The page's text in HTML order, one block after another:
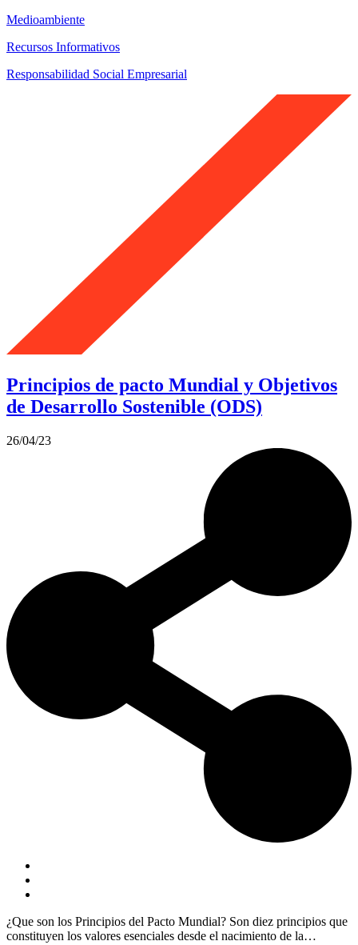
Medioambiente
Recursos Informativos
Responsabilidad Social Empresarial
Principios de pacto Mundial y Objetivos
de Desarrollo Sostenible (ODS)
26/04/23
¿Que son los Principios del Pacto Mundial? Son diez principios que
constituyen los valores esenciales desde el nacimiento de la…